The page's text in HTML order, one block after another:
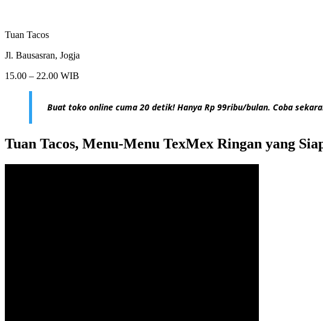
Tuan Tacos
Jl. Bausasran, Jogja
15.00 – 22.00 WIB
Buat toko online cuma 20 detik! Hanya Rp 99ribu/bulan. Coba
Tuan Tacos, Menu-Menu TexMex Ringan yang